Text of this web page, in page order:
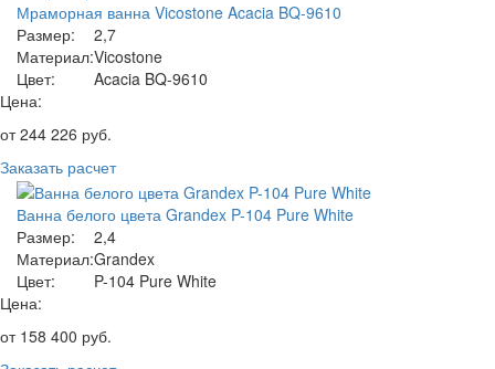
Мраморная ванна Vicostone Acacia BQ-9610
Размер:
2,7
Материал:Vicostone
Цвет:
Acacia BQ-9610
Цена:
от244 226 руб.
Заказать расчет
Ванна белого цвета Grandex P-104 Pure White
Размер:
2,4
Материал:Grandex
Цвет:
P-104 Pure White
Цена:
от 158 400 руб.